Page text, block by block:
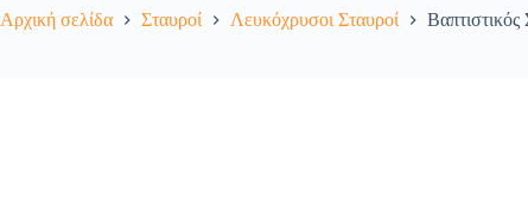
Αρχική σελίδα Σταυροί Λευκόχρυσοι Σταυροί